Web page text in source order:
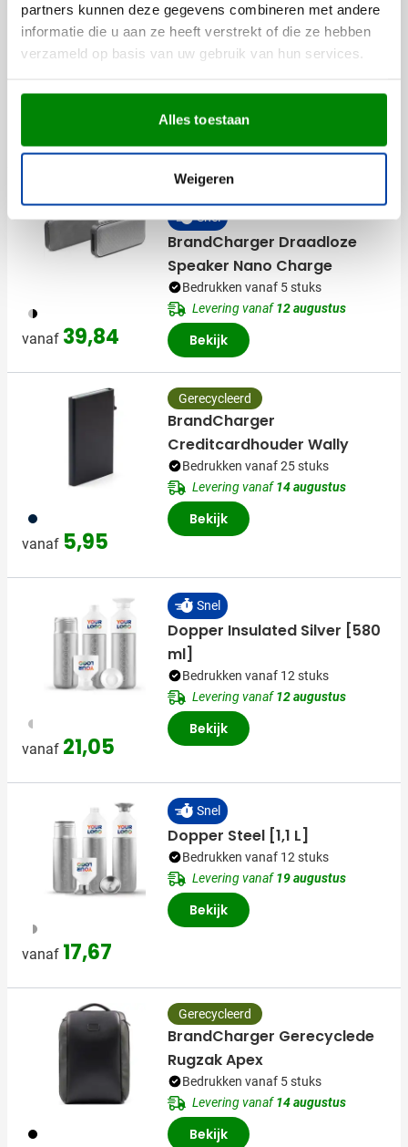
partners kunnen deze gegevens combineren met andere
informatie die u aan ze heeft verstrekt of die ze hebben
verzameld op basis van uw gebruik van hun services.
Alles toestaan
Weigeren
Snel
BrandCharger Powerbank
Powerwave 5.000
050
vanaf 39,84
Snel
BrandCharger Draadloze
Speaker Nano Charge
Bedrukken vanaf 5 stuks
Levering vanaf12 augustus
Bekijk
411
vanaf 5,95
Gerecycleerd
BrandCharger
Creditcardhouder Wally
Bedrukken vanaf 25 stuks
Levering vanaf14 augustus
Bekijk
325
vanaf 21,05
Snel
Dopper Insulated Silver [580
ml]
Bedrukken vanaf 12 stuks
Levering vanaf12 augustus
Bekijk
325
vanaf 17,67
Snel
Dopper Steel [1,1 L]
Bedrukken vanaf 12 stuks
Levering vanaf19 augustus
Bekijk
001
Gerecycleerd
BrandCharger Gerecyclede
Rugzak Apex
Bedrukken vanaf 5 stuks
Levering vanaf14 augustus
Bekijk